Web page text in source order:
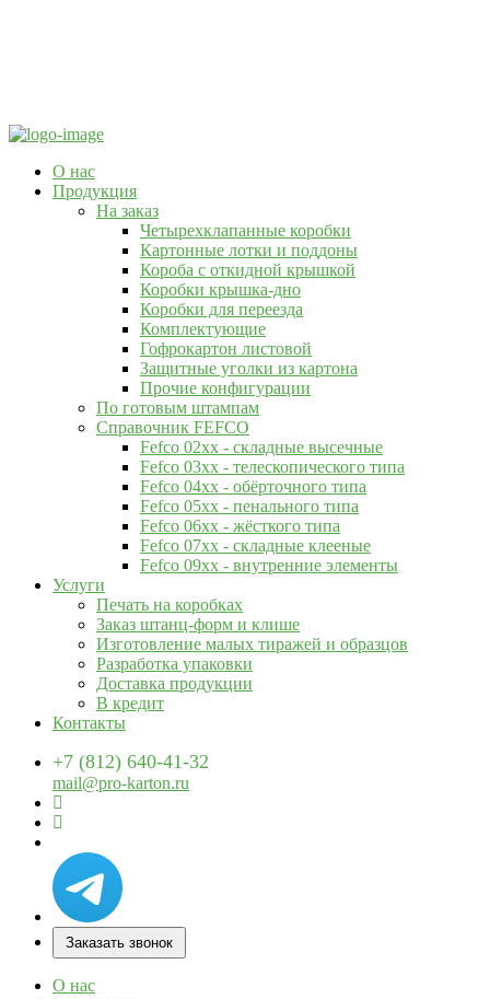
О нас
Продукция
На заказ
Четырехклапанные коробки
Картонные лотки и поддоны
Короба с откидной крышкой
Коробки крышка-дно
Коробки для переезда
Комплектующие
Гофрокартон листовой
Защитные уголки из картона
Прочие конфигурации
По готовым штампам
Справочник FEFCO
Fefco 02xx - складные высечные
Fefco 03xx - телескопического типа
Fefco 04xx - обёрточного типа
Fefco 05xx - пенального типа
Fefco 06xx - жёсткого типа
Fefco 07xx - складные клееные
Fefco 09xx - внутренние элементы
Услуги
Печать на коробках
Заказ штанц-форм и клише
Изготовление малых тиражей и образцов
Разработка упаковки
Доставка продукции
В кредит
Контакты
+7 (812) 640-41-32
mail@pro-karton.ru
Заказать звонок
О нас